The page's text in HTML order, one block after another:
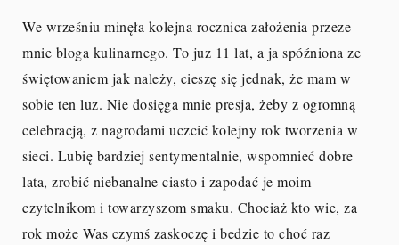
We wrześniu minęła kolejna rocznica założenia przeze
mnie bloga kulinarnego. To juz 11 lat, a ja spóźniona ze
świętowaniem jak należy, cieszę się jednak, że mam w
sobie ten luz. Nie dosięga mnie presja, żeby z ogromną
celebracją, z nagrodami uczcić kolejny rok tworzenia w
sieci. Lubię bardziej sentymentalnie, wspomnieć dobre
lata, zrobić niebanalne ciasto i zapodać je moim
czytelnikom i towarzyszom smaku. Chociaż kto wie, za
rok może Was czymś zaskoczę i bedzie to choć raz